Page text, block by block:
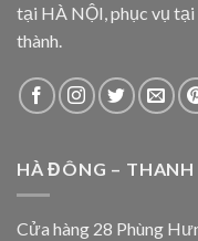
tại HÀ NỘI, phục vụ tại
thành.
HÀ ĐÔNG –
Cửa hàng 28 Phùng